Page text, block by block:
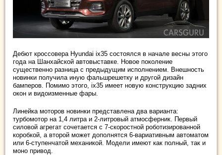
Дебют кроссовера Hyundai ix35 состоялся в начале весны этого
года на Шанхайской автовыставке. Новое поколение
существенно разница с предыдущим исполнением. Внешность
новинки получила иную фальшрешетку и другой дизайн
бамперов. Помимо этого, ix35 имеет новую конструкцию задних
окон и видоизменные фары.
Линейка моторов новинки представлена два варианта:
турбомотор на 1,4 литра и 2-литровый атмосферник. Первый
силовой агрегат сочетается с 7-скоростной роботизированной
коробкой, а второй может дополнятся 6-вариативным автоматом
или 6-ступенчатой механикой. Модели имеют как полный, так и
моно привод.